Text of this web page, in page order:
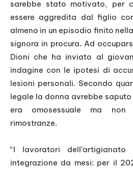
sarebbe stato motivato, per
essere aggredita dal figlio
almeno in un episodio finito
signora in procura. Ad
Dioni che ha inviato al
indagine con le ipotesi di
lesioni personali. Secondo
legale la donna avrebbe
era omosessuale ma
rimostranze.
“I lavoratori
integrazione da mesi: per il